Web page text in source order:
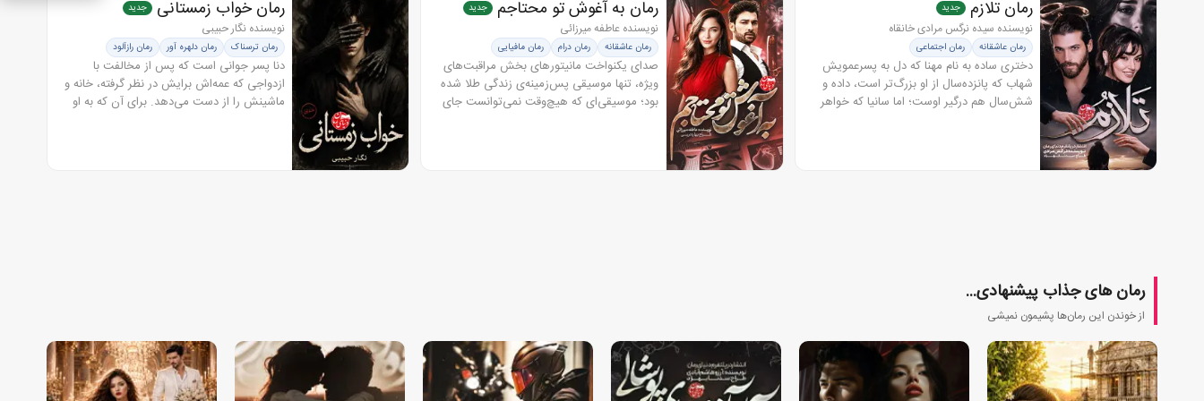
رمان تلازم جدید
نویسنده سیده نرگس مرادی خانقاه
رمان عاشقانه رمان اجتماعی
دختری ساده به نام مهنا که دل به پسرعمویش
شهاب که پانزده‌سال از او بزرگ‌تر است، داده و
شش‌سال هم درگیر اوست؛ اما سانیا که خواهر
رمان به آغوش تو محتاجم جدید
نویسنده عاطفه میرزائی
رمان عاشقانه رمان درام رمان مافیایی رمان هیجانی
صدای یکنواخت مانیتورهای بخش مراقبت‌های
ویژه، تنها موسیقی پس‌زمینه‌ی زندگی طلا شده
بود؛ موسیقی‌ای که هیچ‌وقت نمی‌توانست جای
رمان خواب زمستانی جدید
نویسنده نگار حبیبی
رمان ترسناک رمان دلهره آور رمان رازآلود رمان معمایی
دنا پسر جوانی است که پس از مخالفت با
ازدواجی که عمه‌اش برایش در نظر گرفته، خانه و
ماشینش را از دست می‌دهد. برای آن که به او
رمان های جذاب پیشنهادی...
از خوندن این رمان‌ها پشیمون نمیشی